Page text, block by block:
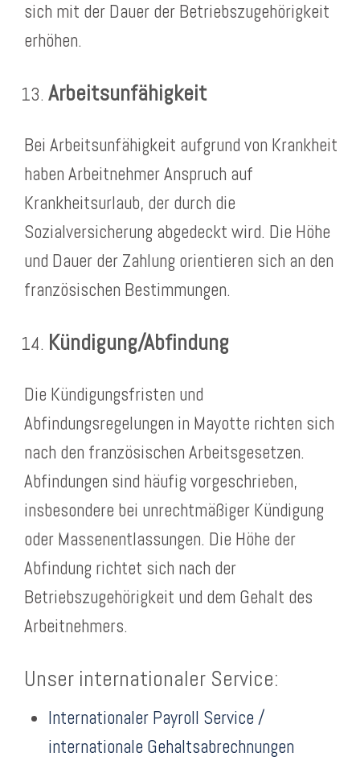
sich mit der Dauer der Betriebszugehörigkeit
erhöhen.
Arbeitsunfähigkeit
Bei Arbeitsunfähigkeit aufgrund von Krankheit
haben Arbeitnehmer Anspruch auf
Krankheitsurlaub, der durch die
Sozialversicherung abgedeckt wird. Die Höhe
und Dauer der Zahlung orientieren sich an den
französischen Bestimmungen.
Kündigung/Abfindung
Die Kündigungsfristen und
Abfindungsregelungen in Mayotte richten sich
nach den französischen Arbeitsgesetzen.
Abfindungen sind häufig vorgeschrieben,
insbesondere bei unrechtmäßiger Kündigung
oder Massenentlassungen. Die Höhe der
Abfindung richtet sich nach der
Betriebszugehörigkeit und dem Gehalt des
Arbeitnehmers.
Unser internationaler Service:
Internationaler Payroll Service /
internationale Gehaltsabrechnungen